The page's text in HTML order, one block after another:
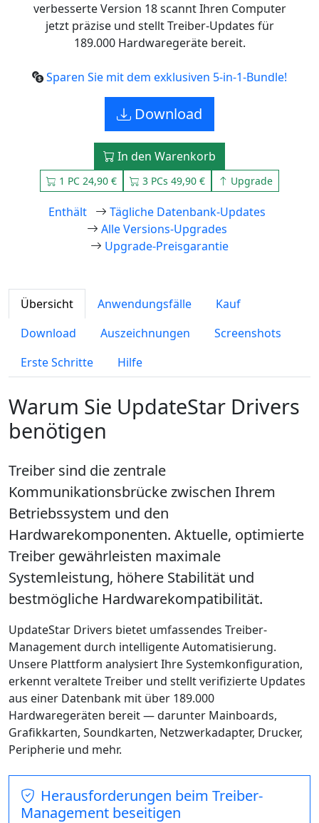
verbesserte Version 18 scannt Ihren Computer
jetzt präzise und stellt Treiber-Updates für
189.000 Hardwaregeräte bereit.
Sparen Sie mit dem exklusiven 5-in-1-Bundle!
Download
In den Warenkorb
1 PC 24,90 € 3 PCs 49,90 € Upgrade
Enthält
Tägliche Datenbank-Updates
Alle Versions-Upgrades
Upgrade-Preisgarantie
Übersicht Anwendungsfälle
Kauf
Download
Auszeichnungen
Screenshots
Erste Schritte
Hilfe
Warum Sie UpdateStar Drivers
benötigen
Treiber sind die zentrale
Kommunikationsbrücke zwischen Ihrem
Betriebssystem und den
Hardwarekomponenten. Aktuelle, optimierte
Treiber gewährleisten maximale
Systemleistung, höhere Stabilität und
bestmögliche Hardwarekompatibilität.
UpdateStar Drivers bietet umfassendes Treiber-
Management durch intelligente Automatisierung.
Unsere Plattform analysiert Ihre Systemkonfiguration,
erkennt veraltete Treiber und stellt verifizierte Updates
aus einer Datenbank mit über 189.000
Hardwaregeräten bereit — darunter Mainboards,
Grafikkarten, Soundkarten, Netzwerkadapter, Drucker,
Peripherie und mehr.
Herausforderungen beim Treiber-
Management beseitigen